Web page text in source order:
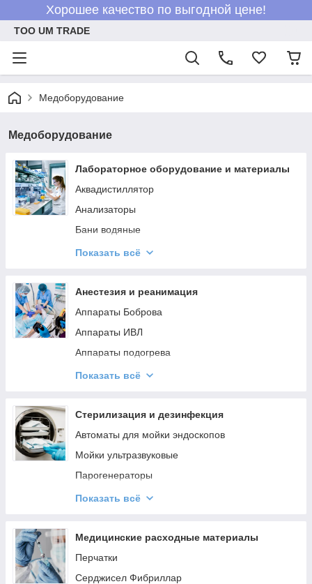
Хорошее качество по выгодной цене!
ТОО UM TRADE
Медоборудование
Медоборудование
Лабораторное оборудование и материалы
Аквадистиллятор
Анализаторы
Бани водяные
Боксы биологической безопасности
Микроскопы
Морозильное и холодильное оборудование
Ротаторы
Сборники хранения
Термостаты
Центрифуги
Шкафы ламинарные
Аспираторы
Диспергаторы, гомогенезаторы
Колбонагреватели
Шейкеры
Охладители дистиллята
Кронштейны для аквадистилляторов
Показать всё
Анестезия и реанимация
Аппараты Боброва
Аппараты ИВЛ
Аппараты подогрева
Дефибрилляторы
Катетеризация
Мониторы пациента
Насосы шприцевые
Тележки анестезиологические
Концентраторы кислорода
Показать всё
Стерилизация и дезинфекция
Автоматы для мойки эндоскопов
Мойки ультразвуковые
Парогенераторы
Стерилизаторы
Ультрафиолетовые камеры
Установки ультразвуковые
Шкафы для сушки
Показать всё
Медицинские расходные материалы
Перчатки
Серджисел Фибриллар